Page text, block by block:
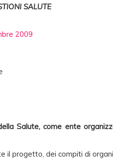
SALUTE
2009
Salute, come ente
il progetto, dei compiti di